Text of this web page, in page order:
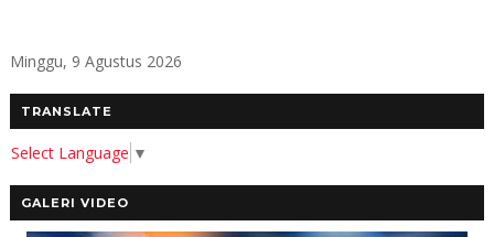
Minggu, 9 Agustus 2026
TRANSLATE
Select Language ▼
GALERI VIDEO